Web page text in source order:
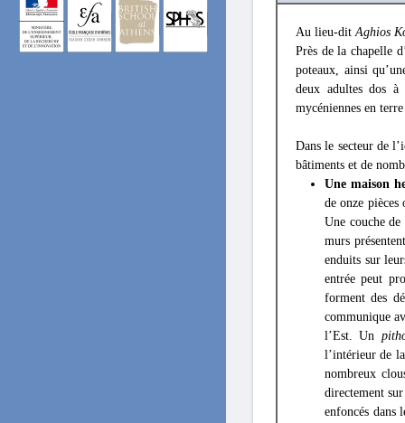
Au lieu-ditAghios
Près de la chapelle
poteaux, ainsi
deux adultes dos à
mycéniennes en
Dans le secteur de
bâtiments et de
Une maison
de onze pièces
Une couche
murs
enduits sur
entrée peut
forment des
communique
l’Est. Un
l’intérieur de
nombreux
directement
enfoncés dans